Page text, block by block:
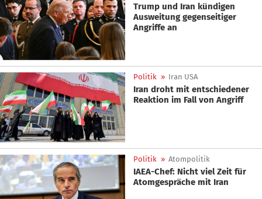
Trump und Iran kündigen
Ausweitung gegenseitiger
Angriffe an
Politik » Iran USA
Iran droht mit entschiedener
Reaktion im Fall von Angriff
Politik » Atompolitik
IAEA-Chef: Nicht viel Zeit für
Atomgespräche mit Iran